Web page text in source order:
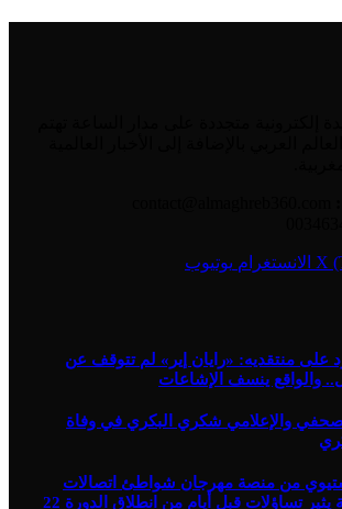
X الانستغرام يوتيوب
منتقديه: «رايان إير» لم تتوقف عن
والواقع ينسف الإشاعات
والإعلامي شكري البكري في وفاة
من منصة مهرجان شواطئ اتصالات
تساؤلات قبل أيام من انطلاق الدورة 22